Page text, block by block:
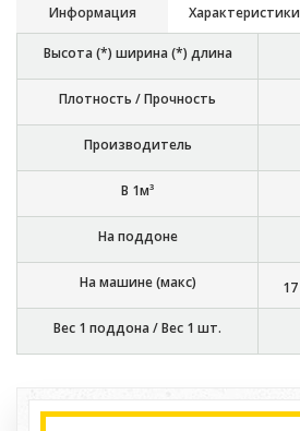
Информация Характеристики
Высота (*) ширина (*) длина
Плотность / Прочность
Производитель
В 1м³
На поддоне
На машине (макс) 17
Вес 1 поддона / Вес 1 шт.